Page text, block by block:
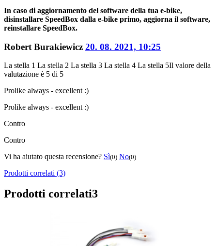
In caso di aggiornamento del software della tua e-bike,
disinstallare SpeedBox dalla e-bike primo, aggiorna il software,
reinstallare SpeedBox.
Robert Burakiewicz 20. 08. 2021, 10:25
La stella 1 La stella 2 La stella 3 La stella 4 La stella 5Il valore della
valutazione è 5 di 5
Prolike always - excellent :)
Prolike always - excellent :)
Contro
Contro
Vi ha aiutato questa recensione? Sì(0) No(0)
Prodotti correlati (3)
Prodotti correlati3